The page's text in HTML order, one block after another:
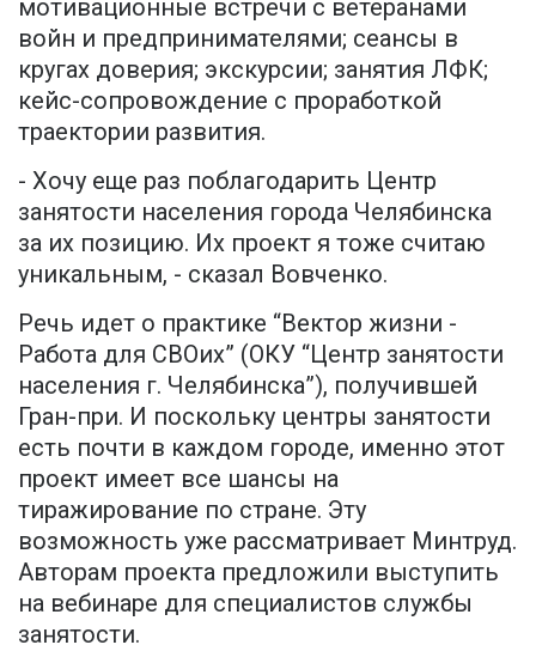
мотивационные встречи с ветеранами
войн и предпринимателями; сеансы в
кругах доверия; экскурсии; занятия ЛФК;
кейс-сопровождение с проработкой
траектории развития.
- Хочу еще раз поблагодарить Центр
занятости населения города Челябинска
за их позицию. Их проект я тоже считаю
уникальным, - сказал Вовченко.
Речь идет о практике “Вектор жизни -
Работа для СВОих” (ОКУ “Центр занятости
населения г. Челябинска”), получившей
Гран-при. И поскольку центры занятости
есть почти в каждом городе, именно этот
проект имеет все шансы на
тиражирование по стране. Эту
возможность уже рассматривает Минтруд.
Авторам проекта предложили выступить
на вебинаре для специалистов службы
занятости.